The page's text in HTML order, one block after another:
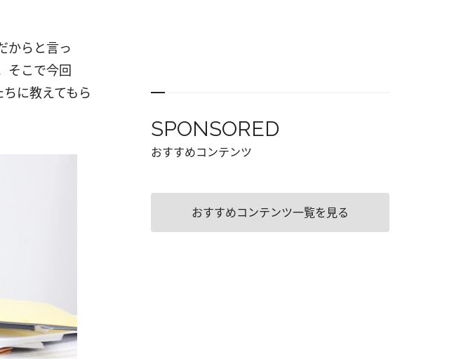
からと言っ
そこで今回
に教えてもら
SPONSORED
おすすめコンテンツ
おすすめコンテンツ一覧を見る